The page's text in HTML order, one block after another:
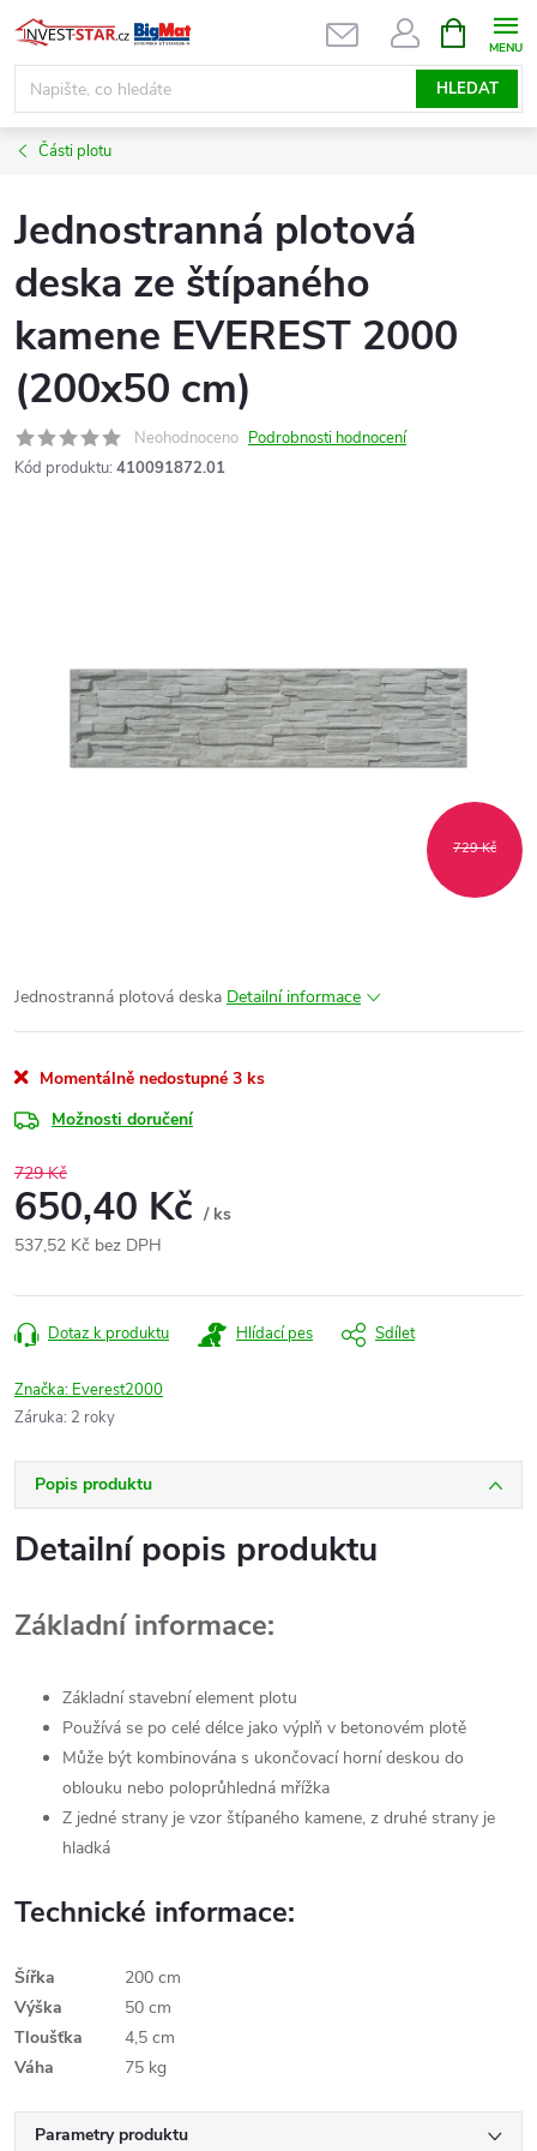
Přejít
na
obsah
HLEDAT
NÁKUPNÍ
KOŠÍK
Části plotu
Jednostranná plotová
deska ze štípaného
kamene EVEREST 2000
(200x50 cm)
Neohodnoceno Podrobnosti hodnocení
Kód produktu: 410091872.01
729 Kč
Jednostranná plotová deska Detailní informace
Momentálně nedostupné 3 ks
Možnosti doručení
729 Kč
650,40 Kč / ks
537,52 Kč bez DPH
cena:
Dotaz k produktu Hlídací pes Sdílet
Značka: Everest2000
Záruka: 2 roky
Popis produktu
Detailní popis produktu
Základní informace:
Základní stavební element plotu
Používá se po celé délce jako výplň v betonovém plotě
Může být kombinována s ukončovací horní deskou do
oblouku nebo poloprůhledná mřížka
Z jedné strany je vzor štípaného kamene, z druhé strany je
hladká
Technické informace:
Šířka
200 cm
Výška
50 cm
Tloušťka
4,5 cm
Váha
75 kg
Parametry produktu